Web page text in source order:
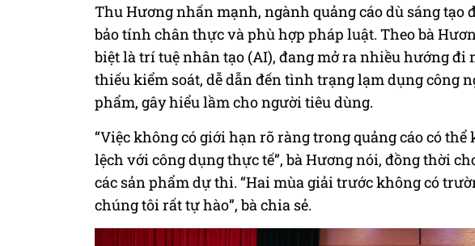
Thu Hương nhấn mạnh, ngành quảng cáo dù sáng tạo
bảo tính chân thực và phù hợp pháp luật. Theo bà
biệt là trí tuệ nhân tạo (AI), đang mở ra nhiều hướng đi
thiếu kiểm soát, dễ dẫn đến tình trạng lạm dụng công
phẩm, gây hiểu lầm cho người tiêu dùng.
“Việc không có giới hạn rõ ràng trong quảng cáo có
lệch với công dụng thực tế”, bà Hương nói, đồng thời
các sản phẩm dự thi. “Hai mùa giải trước không có
chúng tôi rất tự hào”, bà chia sẻ.